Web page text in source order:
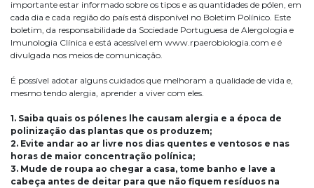
importante estar informado sobre os tipos e as quantidades de pólen, em
cada dia e cada região do país está disponível no Boletim Polínico. Este
boletim, da responsabilidade da Sociedade Portuguesa de Alergologia e
Imunologia Clínica e está acessível em www.rpaerobiologia.com e é
divulgada nos meios de comunicação.
É possível adotar alguns cuidados que melhoram a qualidade de vida e,
mesmo tendo alergia, aprender a viver com eles.
1. Saiba quais os pólenes lhe causam alergia e a época de
polinização das plantas que os produzem;
2. Evite andar ao ar livre nos dias quentes e ventosos e nas
horas de maior concentração polínica;
3. Mude de roupa ao chegar a casa, tome banho e lave a
cabeça antes de deitar para que não fiquem resíduos na